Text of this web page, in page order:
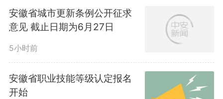
安徽省城市更新条例公开征求
意见 截止日期为6月27日
5小时前
安徽省职业技能等级认定报名
开始